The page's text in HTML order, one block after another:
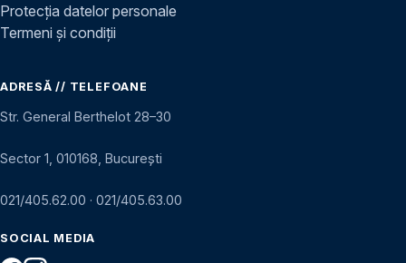
Protecția datelor personale
Termeni și condiții
ADRESĂ // TELEFOANE
Str. General Berthelot 28–30
Sector 1, 010168, București
021/405.62.00 · 021/405.63.00
SOCIAL MEDIA